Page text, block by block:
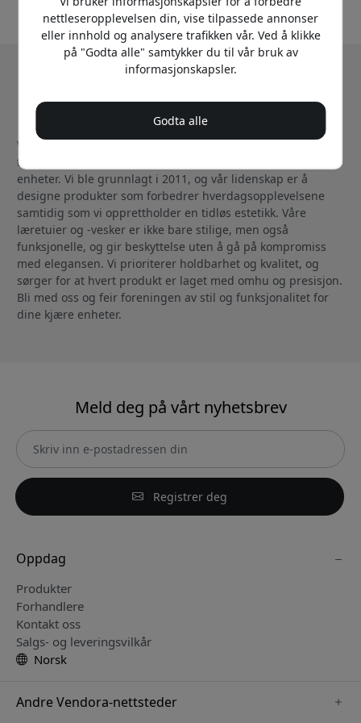
Om Mujjo
Velkommen til Mujjo, hvor vi kombinerer håndverk med
teknologi for å skape førsteklasses tilbehør til Apple-
enheter. Vi ble grunnlagt i 2011, og vår lidenskap er å
designe produkter som forbedrer hverdagsopplevelsene
samtidig som vi opprettholder en tidløs estetikk. Våre
læretuier og -vesker er ikke bare stilige, men også
funksjonelle, og gir beskyttelse uten å gå på kompromiss
med elegansen. Vi prioriterer holdbarhet og kvalitet, og
sørger for at hvert produkt er laget med omhu og presisjon.
Bli med oss og feir foreningen av stil og funksjonalitet for
dine kjære enheter.
Meld deg på vårt nyhetsbrev
Registrer deg
Oppdag
Produkter
Forhandlere
Kontakt oss
Salgs- og leveringsvilkår
Norsk
Andre Vendora-nettsteder
nettleseropplevelsen din, vise tilpassede annonser
eller innhold og analysere trafikken vår. Ved å klikke
på "Godta alle" samtykker du til vår bruk av
informasjonskapsler.
Godta alle